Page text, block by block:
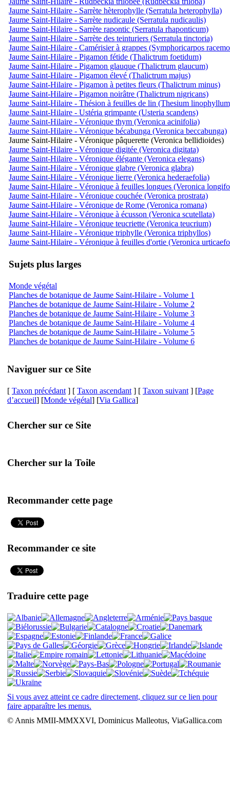
Jaume Saint-Hilaire - Sarrète hèterophylle (Serratula heterophylla)
Jaume Saint-Hilaire - Sarrète nudicaule (Serratula nudicaulis)
Jaume Saint-Hilaire - Sarrète rapontic (Serratula rhaponticum)
Jaume Saint-Hilaire - Sarrète des teinturiers (Serratula tinctoria)
Jaume Saint-Hilaire - Camérisier à grappes (Symphoricarpos
Jaume Saint-Hilaire - Pigamon fétide (Thalictrum foetidum)
Jaume Saint-Hilaire - Pigamon glauque (Thalictrum glaucum)
Jaume Saint-Hilaire - Pigamon élevé (Thalictrum majus)
Jaume Saint-Hilaire - Pigamon à petites fleurs (Thalictrum minus)
Jaume Saint-Hilaire - Pigamon noirâtre (Thalictrum nigricans)
Jaume Saint-Hilaire - Thésion à feuilles de lin (Thesium
Jaume Saint-Hilaire - Ustéria grimpante (Usteria scandens)
Jaume Saint-Hilaire - Véronique thym (Veronica acinifolia)
Jaume Saint-Hilaire - Véronique bécabunga (Veronica beccabunga)
Jaume Saint-Hilaire - Véronique pâquerette (Veronica bellidioides)
Jaume Saint-Hilaire - Véronique digitée (Veronica digitata)
Jaume Saint-Hilaire - Véronique élégante (Veronica elegans)
Jaume Saint-Hilaire - Véronique glabre (Veronica glabra)
Jaume Saint-Hilaire - Véronique lierre (Veronica hederaefolia)
Jaume Saint-Hilaire - Véronique à feuilles longues (Veronica
Jaume Saint-Hilaire - Véronique couchée (Veronica prostrata)
Jaume Saint-Hilaire - Véronique de Rome (Veronica romana)
Jaume Saint-Hilaire - Véronique à écusson (Veronica scutellata)
Jaume Saint-Hilaire - Véronique teucriette (Veronica teucrium)
Jaume Saint-Hilaire - Véronique triphylle (Veronica triphyllos)
Jaume Saint-Hilaire - Véronique à feuilles d'ortie (Veronica
Sujets plus larges
Monde végétal
Planches de botanique de Jaume Saint-Hilaire - Volume 1
Planches de botanique de Jaume Saint-Hilaire - Volume 2
Planches de botanique de Jaume Saint-Hilaire - Volume 3
Planches de botanique de Jaume Saint-Hilaire - Volume 4
Planches de botanique de Jaume Saint-Hilaire - Volume 5
Planches de botanique de Jaume Saint-Hilaire - Volume 6
Naviguer sur ce Site
[ Taxon précédant ] [ Taxon ascendant ] [ Taxon suivant ] [Page
d’accueil] [Monde végétal] [Via Gallica]
Chercher sur ce Site
Chercher sur la Toile
Recommander cette page
Recommander ce site
Traduire cette page
Si vous avez atteint ce cadre directement, cliquez sur ce lien pour
faire apparaître les menus.
© Annis MMII-MMXXVI, Dominicus Malleotus, ViaGallica.com